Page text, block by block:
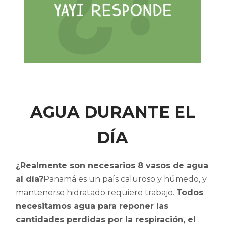
AGUA DURANTE EL
DÍA
¿Realmente son necesarios 8 vasos de agua
al día?Panamá es un país caluroso y húmedo, y
mantenerse hidratado requiere trabajo. Todos
necesitamos agua para reponer las
cantidades perdidas por la respiración, el